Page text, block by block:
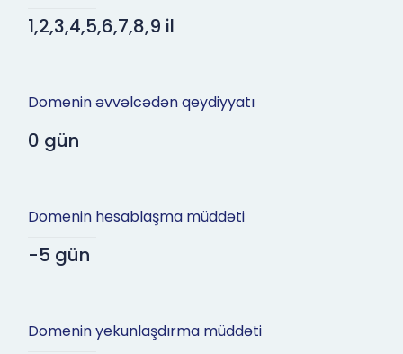
1,2,3,4,5,6,7,8,9 il
Domenin əvvəlcədən qeydiyyatı
0 gün
Domenin hesablaşma müddəti
-5 gün
Domenin yekunlaşdırma müddəti